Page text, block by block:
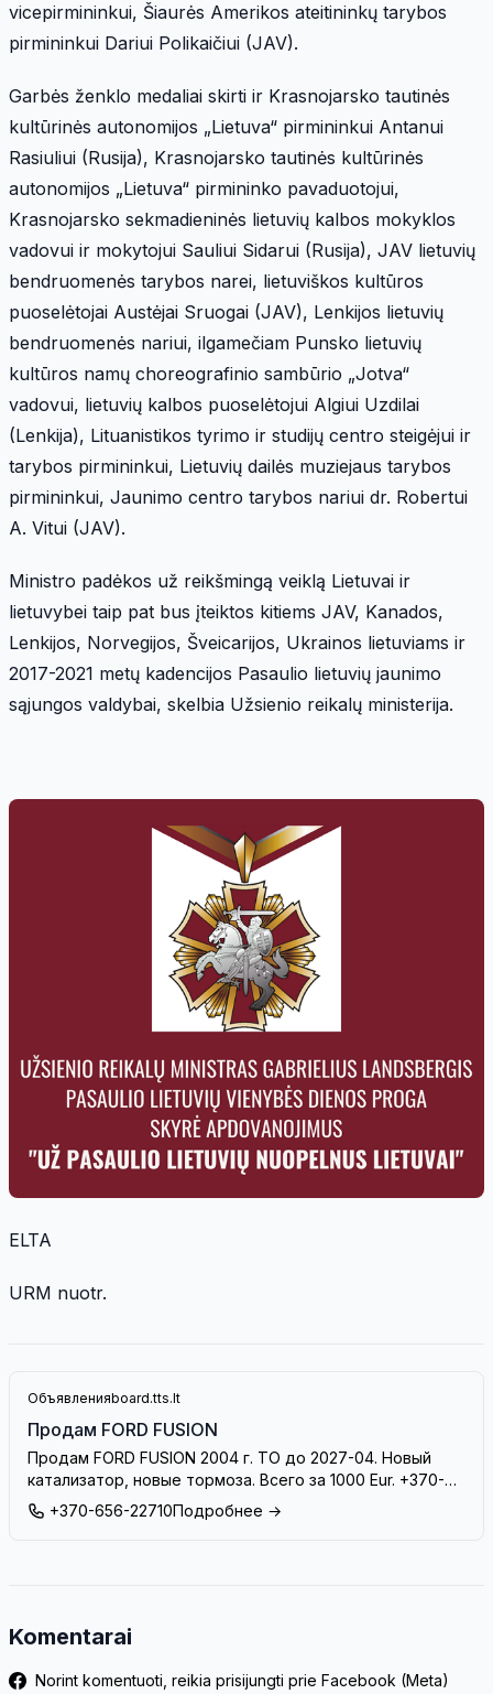
vicepirmininkui, Šiaurės Amerikos ateitininkų tarybos
pirmininkui Dariui Polikaičiui (JAV).
Garbės ženklo medaliai skirti ir Krasnojarsko tautinės
kultūrinės autonomijos „Lietuva“ pirmininkui Antanui
Rasiuliui (Rusija), Krasnojarsko tautinės kultūrinės
autonomijos „Lietuva“ pirmininko pavaduotojui,
Krasnojarsko sekmadieninės lietuvių kalbos mokyklos
vadovui ir mokytojui Sauliui Sidarui (Rusija), JAV lietuvių
bendruomenės tarybos narei, lietuviškos kultūros
puoselėtojai Austėjai Sruogai (JAV), Lenkijos lietuvių
bendruomenės nariui, ilgamečiam Punsko lietuvių
kultūros namų choreografinio sambūrio „Jotva“
vadovui, lietuvių kalbos puoselėtojui Algiui Uzdilai
(Lenkija), Lituanistikos tyrimo ir studijų centro steigėjui ir
tarybos pirmininkui, Lietuvių dailės muziejaus tarybos
pirmininkui, Jaunimo centro tarybos nariui dr. Robertui
A. Vitui (JAV).
Ministro padėkos už reikšmingą veiklą Lietuvai ir
lietuvybei taip pat bus įteiktos kitiems JAV, Kanados,
Lenkijos, Norvegijos, Šveicarijos, Ukrainos lietuviams ir
2017-2021 metų kadencijos Pasaulio lietuvių jaunimo
sąjungos valdybai, skelbia Užsienio reikalų ministerija.
ELTA
URM nuotr.
Объявленияboard.tts.lt
Продам FORD FUSION
Продам FORD FUSION 2004 г. ТО до 2027-04. Новый
катализатор, новые тормоза. Всего за 1000 Eur. +370-
656-22710
+370-656-22710Подробнее →
Komentarai
Norint komentuoti, reikia prisijungti prie Facebook (Meta)